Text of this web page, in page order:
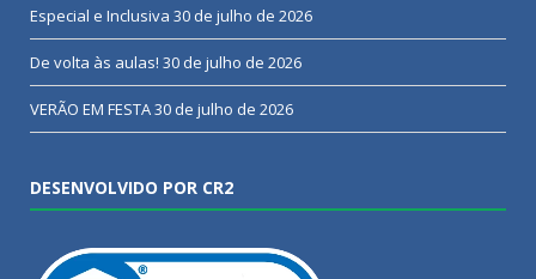
Especial e Inclusiva 30 de julho de 2026
De volta às aulas! 30 de julho de 2026
VERÃO EM FESTA30 de julho de 2026
DESENVOLVIDO POR CR2